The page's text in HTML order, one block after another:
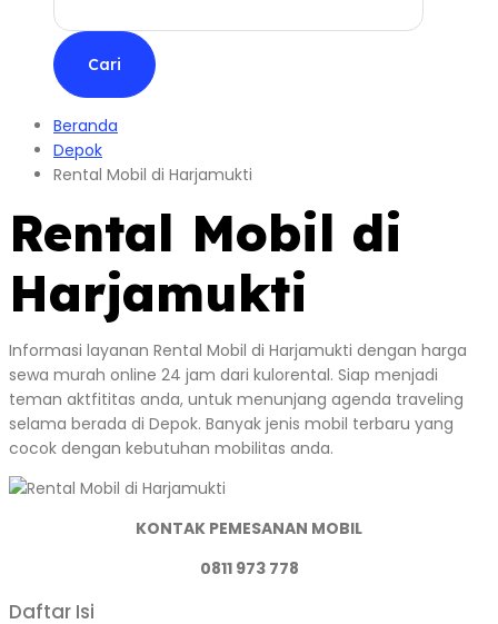
Beranda
Depok
Rental Mobil di Harjamukti
Rental Mobil di
Harjamukti
Informasi layanan Rental Mobil di Harjamukti dengan harga
sewa murah online 24 jam dari kulorental. Siap menjadi
teman aktfititas anda, untuk menunjang agenda traveling
selama berada di Depok. Banyak jenis mobil terbaru yang
cocok dengan kebutuhan mobilitas anda.
KONTAK PEMESANAN MOBIL
0811 973 778
Daftar Isi